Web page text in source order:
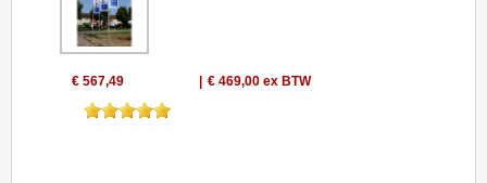
€ 567,49 € 469,00 ex BTW